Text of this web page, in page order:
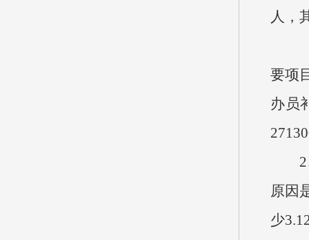
人，
要项
办员
2、
原因
少